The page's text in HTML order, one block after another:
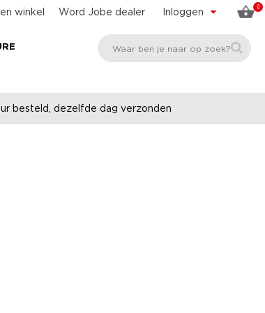
0
Inloggen
Word Jobe dealer
winkel
besteld, dezelfde dag verzonden